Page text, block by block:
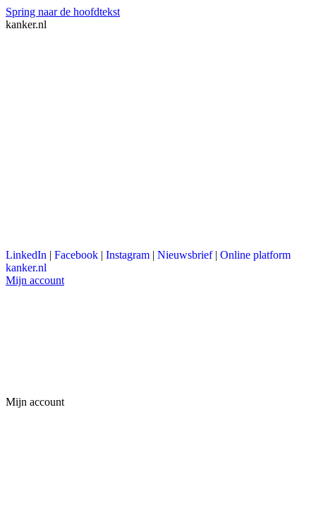
Spring naar de hoofdtekst
kanker.nl
LinkedIn | Facebook | Instagram | Nieuwsbrief | Online platform
kanker.nl
Mijn account
Mijn account